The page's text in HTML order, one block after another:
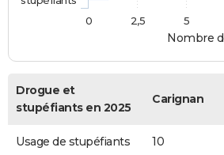
Nombre
0
2,5 5
Drogue et
stupéfiants en 2025
Carignan
Usage de stupéfiants 10